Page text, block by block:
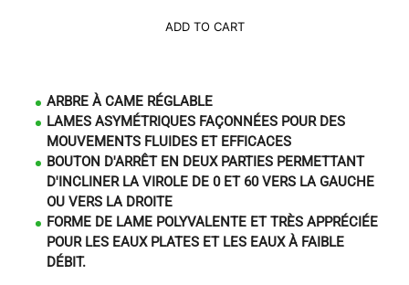
ADD TO CART
ARBRE À CAME RÉGLABLE
LAMES ASYMÉTRIQUES FAÇONNÉES POUR DES
MOUVEMENTS FLUIDES ET EFFICACES
BOUTON D'ARRÊT EN DEUX PARTIES PERMETTANT
D'INCLINER LA VIROLE DE 0 ET 60 VERS LA GAUCHE
OU VERS LA DROITE
FORME DE LAME POLYVALENTE ET TRÈS APPRÉCIÉE
POUR LES EAUX PLATES ET LES EAUX À FAIBLE
DÉBIT.